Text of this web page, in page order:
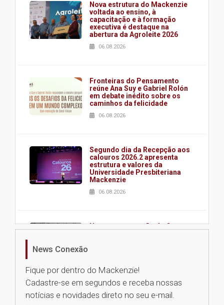
Nova estrutura do Mackenzie
voltada ao ensino, à
capacitação e à formação
executiva é destaque na
abertura da Agroleite 2026
06.08.2026
Fronteiras do Pensamento
reúne Ana Suy e Gabriel Rolón
em debate inédito sobre os
caminhos da felicidade
06.08.2026
Segundo dia da Recepção aos
calouros 2026.2 apresenta
estrutura e valores da
Universidade Presbiteriana
Mackenzie
06.08.2026
Nova apresentação do Centro
Universidade Mackenzie
realizará nova edição da Feira
News Conexão
Fique por dentro do Mackenzie!
Cadastre-se em segundos e receba nossas
notícias e novidades direto no seu e-mail.